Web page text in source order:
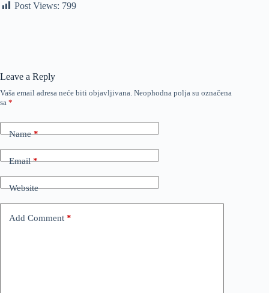
Post Views: 799
Leave a Reply
Vaša email adresa neće biti objavljivana. Neophodna polja su označena
sa *
Name*
Email*
Website
Add Comment *